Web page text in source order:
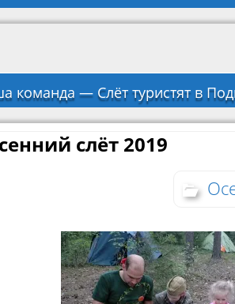
команда — Слёт туристят в
слёт 2019